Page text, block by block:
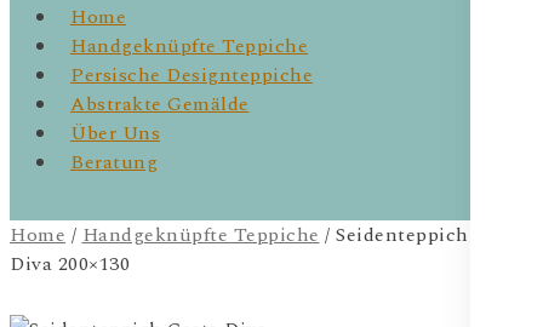
Home
Handgeknüpfte Teppiche
Persische Designteppiche
Abstrakte Gemälde
Über Uns
Beratung
Home /Handgeknüpfte Teppiche/ Seidenteppich Casta
Diva 200×130